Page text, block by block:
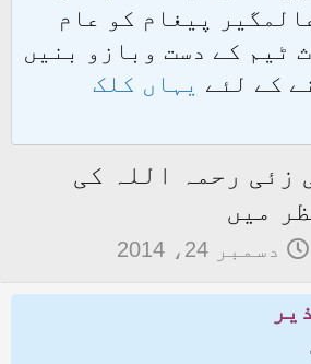
پیغام کو عام
ٹیم کے دست وبازو بنیں
کے لئے یہاں کلک
زئی رحمہ اللہ کی
میں
ت
ر
دسمبر 24، 2014